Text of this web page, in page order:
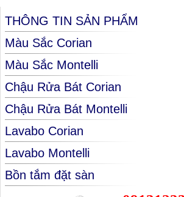
THÔNG TIN SẢN PHẨM
Màu Sắc Corian
Màu Sắc Montelli
Chậu Rửa Bát Corian
Chậu Rửa Bát Montelli
Lavabo Corian
Lavabo Montelli
Bồn tắm đặt sàn